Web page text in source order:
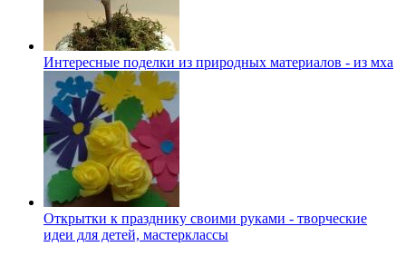
Интересные поделки из природных материалов - из мха
Открытки к празднику своими руками - творческие
идеи для детей, мастерклассы